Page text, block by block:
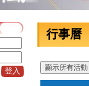
登入
行事曆